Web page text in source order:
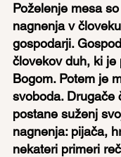
Poželenje mesa
nagnenja v
gospodarji.
človekov duh, ki je
Bogom. Potem je
svoboda. Drugače
postane suženj
nagnenja: pijača,
nekateri primeri